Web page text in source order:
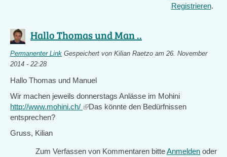
Registrieren.
Hallo Thomas und Man ..
Permanenter Link Gespeichert von Kilian Raetzo am 26. November
2014 - 22:28
Hallo Thomas und Manuel
Wir machen jeweils donnerstags Anlässe im Mohini
http://www.mohini.ch/ (linkDas könnte den Bedürfnissen
entsprechen?
Gruss, Kilian
Zum Verfassen von Kommentaren bitteAnmelden oder